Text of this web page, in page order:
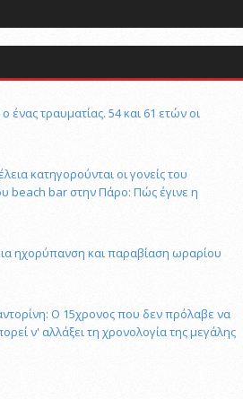
ένας τραυματίας. 54 και 61 ετών οι
κατηγορούνται οι γονείς του
beach bar στην Πάρο: Πώς έγινε η
ηχορύπανση και παραβίαση ωραρίου
Ο 15χρονος που δεν πρόλαβε να
ν' αλλάξει τη χρονολογία της μεγάλης